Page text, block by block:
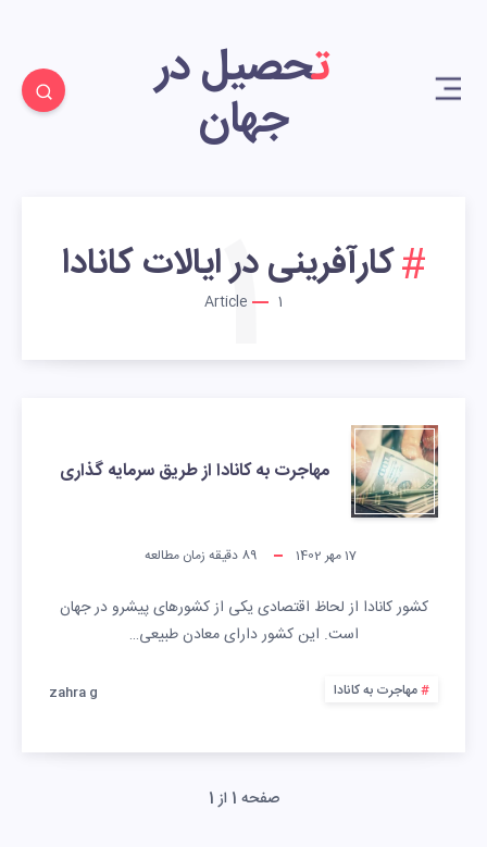
تحصیل در
جهان
کارآفرینی در ایالات کانادا
1
1
مهاجرت به کانادا از طریق سرمایه گذاری
17 مهر 1402 89 دقیقه زمان مطالعه
کشور کانادا از لحاظ اقتصادی یکی از کشورهای پیشرو در جهان
است. این کشور دارای معادن طبیعی…
مهاجرت به کانادا zahra g
صفحه 1 از 1